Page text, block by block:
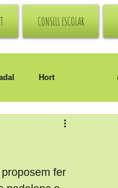
CONSELL ESCOLAR
Hort
fer